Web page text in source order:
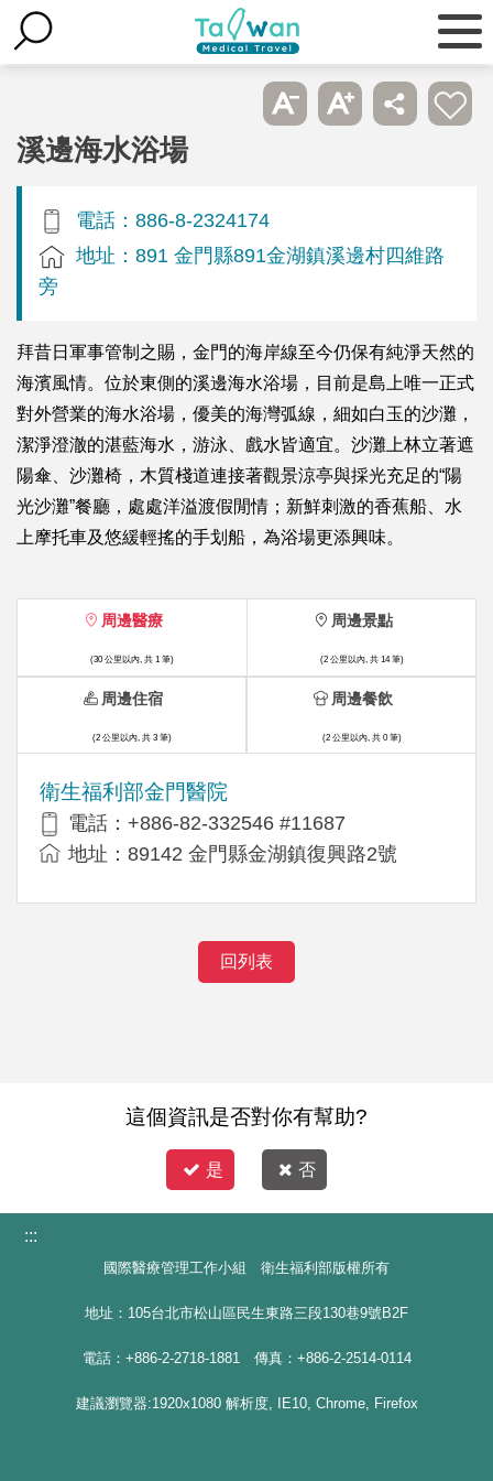
溪邊海水浴場
電話：886-8-2324174
地址：891 金門縣891金湖鎮溪邊村四維路
旁
拜昔日軍事管制之賜，金門的海岸線至今仍保有純淨天然的
海濱風情。位於東側的溪邊海水浴場，目前是島上唯一正式
對外營業的海水浴場，優美的海灣弧線，細如白玉的沙灘，
潔淨澄澈的湛藍海水，游泳、戲水皆適宜。沙灘上林立著遮
陽傘、沙灘椅，木質棧道連接著觀景涼亭與採光充足的“陽
光沙灘”餐廳，處處洋溢渡假閒情；新鮮刺激的香蕉船、水
上摩托車及悠緩輕搖的手划船，為浴場更添興味。
周邊醫療
(30 公里以內, 共 1 筆)
衛生福利部金門醫院
電話：+886-82-332546 #11687
地址：89142 金門縣金湖鎮復興路2號
周邊景點
(2 公里以內, 共 14 筆)
周邊住宿
(2 公里以內, 共 3 筆)
周邊餐飲
(2 公里以內, 共 0 筆)
回列表
這個資訊是否對你有幫助?
是 否
:::
國際醫療管理工作小組 衛生福利部版權所有
地址：105台北市松山區民生東路三段130巷9號B2F
電話：+886-2-2718-1881 傳真：+886-2-2514-0114
建議瀏覽器:1920x1080 解析度, IE10, Chrome, Firefox